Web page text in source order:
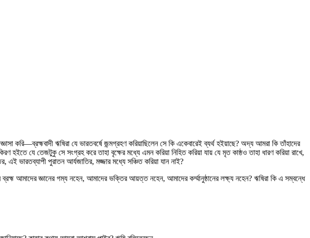
ঋষিরা যে ভারতবর্ষে জন্মগ্রহণ করিয়াছিলেন সে কি একেবারেই ব্যর্থ হইয়াছে? অদ্য আমরা কি তাঁহাদের
হইতে যে তেজটুকু সে সংগ্রহ করে তাহা বৃক্ষের মধ্যে এমন করিয়া নিহিত করিয়া যায় যে মৃত কাষ্ঠও তাহা ধারণ করিয়া রাখে,
ভারতব্যাপী পুরাতন আর্যজাতির, মজ্জার মধ্যে সঞ্চিত করিয়া যান নাই?
আমাদের জ্ঞানের গম্য নহেন, আমাদের ভক্তির আয়ত্ত নহেন, আমাদের কর্ম্মানুষ্ঠানের লক্ষ্য নহেন? ঋষিরা কি এ সম্বন্ধে